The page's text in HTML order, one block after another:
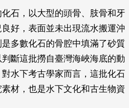
石，以大型的頭骨、肢骨和牙
好，表面並未出現流水搬運沖
多數化石的骨腔中填滿了砂質
斷這批撈自臺灣海峽海底的動
水下考古學家而言，這批化石
材，也是水下文化和古生物資